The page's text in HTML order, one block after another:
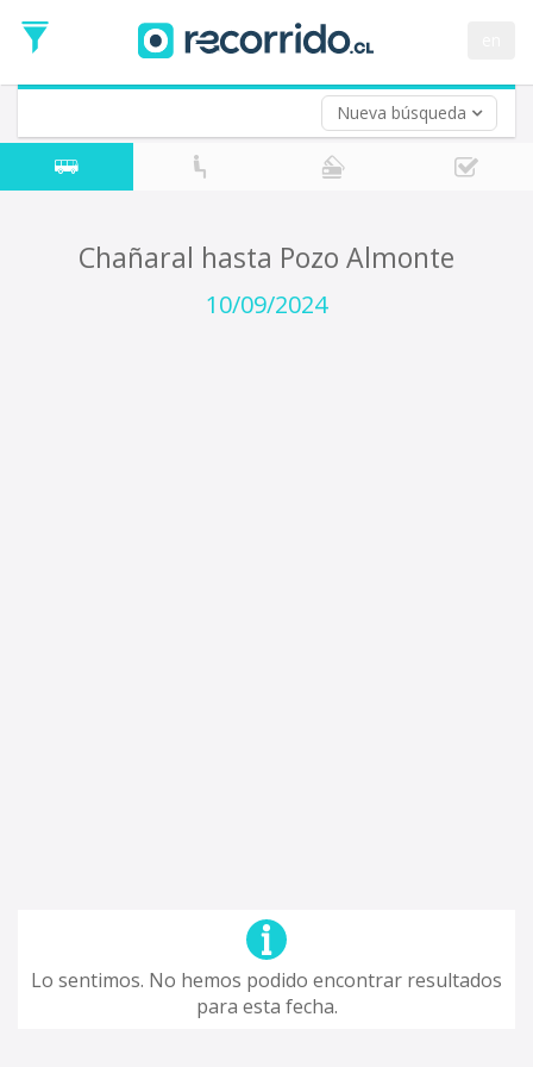
Nueva búsqueda
de
Ida
Vuelta (opcional)
Fecha
de
Chañaral hasta Pozo Almonte
10/09/2024
Lo sentimos. No hemos podido encontrar resultados
para esta fecha.